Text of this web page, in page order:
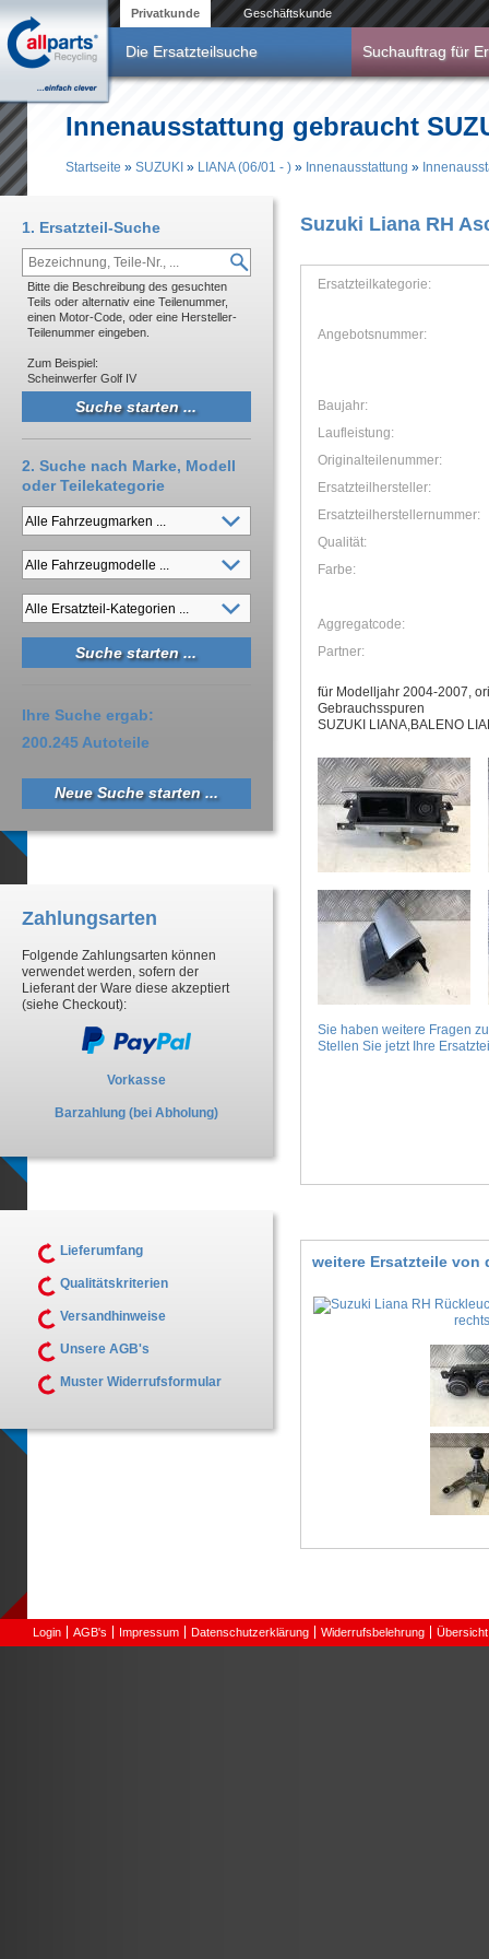
Privatkunde Geschäftskunde
Die Ersatzteilsuche Suchauftrag für
Innenausstattung gebraucht
Startseite » SUZUKI » LIANA (06/01 - ) » Innenausstattung »
Suzuki Liana RH
Ersatzteilkategorie:
Angebotsnummer:
Baujahr:
Laufleistung:
Originalteilenummer:
Ersatzteilhersteller:
Ersatzteilherstellernummer:
Qualität:
Farbe:
Aggregatcode:
Partner:
für Modelljahr 2004-2007,
Gebrauchsspuren
SUZUKI LIANA,BALENO
Sie haben weitere Fragen
Stellen Sie jetzt Ihre
weitere Ersatzteile von
1. Ersatzteil-Suche
Bitte die Beschreibung des gesuchten
Teils oder alternativ eine Teilenummer,
einen Motor-Code, oder eine Hersteller-
Teilenummer eingeben.
Zum Beispiel:
Scheinwerfer Golf IV
2. Suche nach Marke, Modell
oder Teilekategorie
Ihre Suche ergab:
200.245 Autoteile
Neue Suche starten ...
Zahlungsarten
Folgende Zahlungsarten können
verwendet werden, sofern der
Lieferant der Ware diese akzeptiert
(siehe Checkout):
Vorkasse
Barzahlung (bei Abholung)
Lieferumfang
Qualitätskriterien
Versandhinweise
Unsere AGB's
Muster Widerrufsformular
Login AGB's Impressum Datenschutzerklärung Widerrufsbelehrung